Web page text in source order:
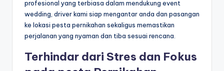
profesional yang terbiasa dalam mendukung event
wedding, driver kami siap mengantar anda dan pasangan
ke lokasi pesta pernikahan sekaligus memastikan
perjalanan yang nyaman dan tiba sesuai rencana.
Terhindar dari Stres dan Fokus